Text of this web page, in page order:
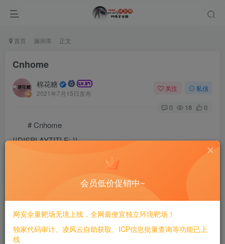
首页 漏洞库 正文
Cnhome
棉花糖
2021年7月15日发布
关注 私信
0 18 0
# Cnhome
{{DISPLAYTITLE:
{{FULLPAGENAME}}
}}
{{Template:Banner0-SimplifiedChinese}}
{{Template:LanguageBar}}
| id=”mf-versions” style=”width: 34%; background:
#FCFCFC; border: 1px solid #ccc; vertical-align: top;” |
会员低价促销中~
网安全量靶场无境上线，全网最便宜独立环境靶场！
独家代码审计、凌风云自助获取、ICP信息批量查询等功能已上
线